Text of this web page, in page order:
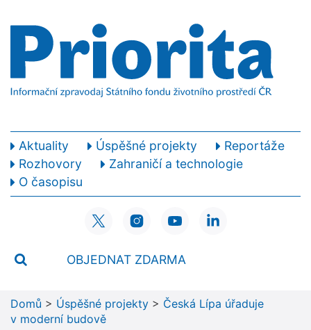
Aktuality Úspěšné projekty
Reportáže
Rozhovory
Zahraničí a technologie
O časopisu
OBJEDNAT ZDARMA
Domů > Úspěšné projekty > Česká Lípa úřaduje
v moderní budově